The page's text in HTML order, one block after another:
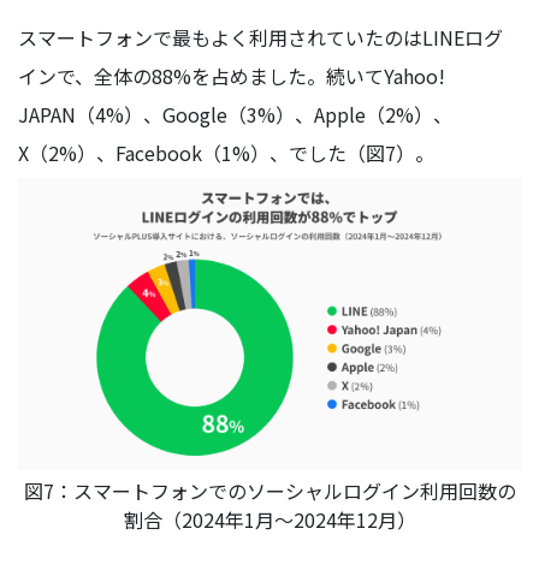
スマートフォンで最もよく利用されていたのはLINEログ
インで、全体の88%を占めました。続いてYahoo!
JAPAN（4%）、Google（3%）、Apple（2%）、
X（2%）、Facebook（1%）、でした（図7）。
図7：スマートフォンでのソーシャルログイン利用回数の
割合（2024年1月～2024年12月）